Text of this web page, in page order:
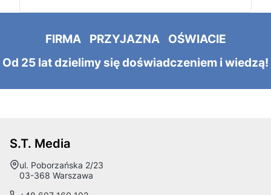
FIRMA PRZYJAZNA OŚWIACIE
Od 25 lat dzielimy się doświadczeniem i wiedzą!
S.T. Media
Adres:
ul. Poborzańska 2/23
03-368 Warszawa